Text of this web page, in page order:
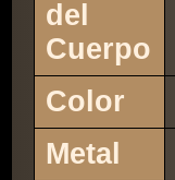
del
Cuerpo
Color
Metal